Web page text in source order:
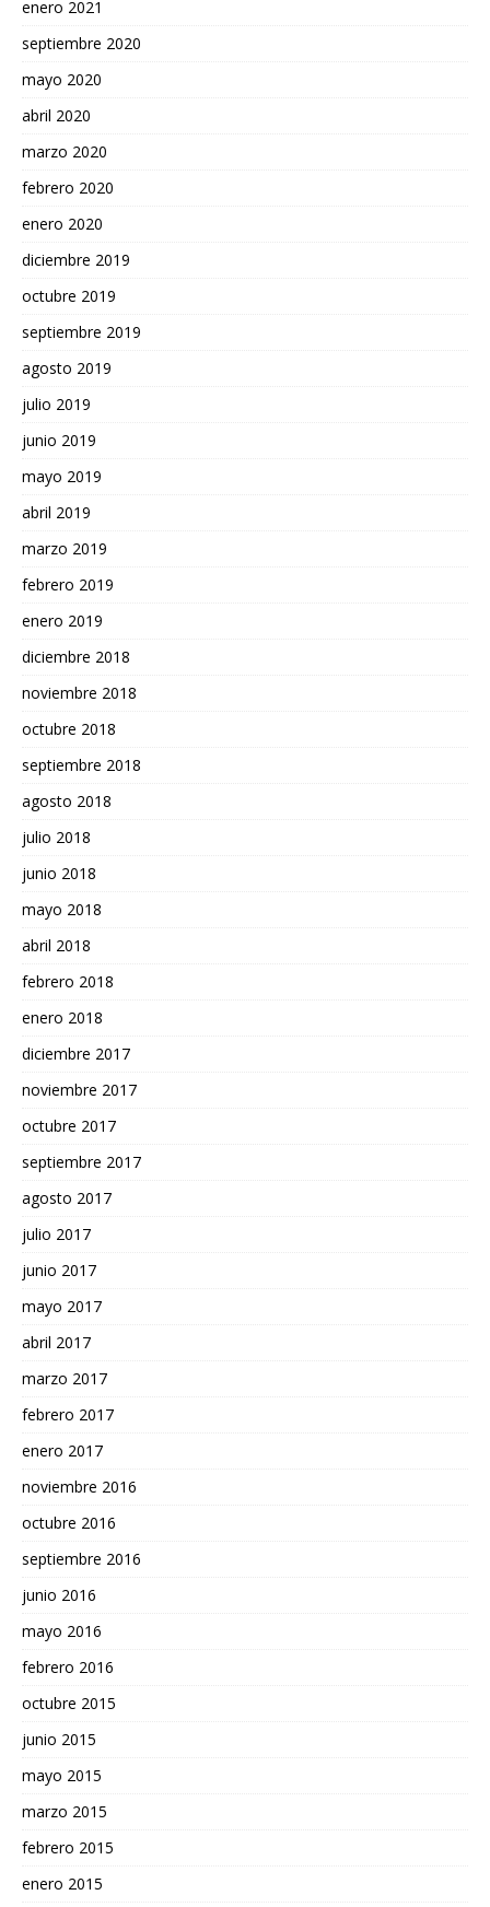
enero 2021
septiembre 2020
mayo 2020
abril 2020
marzo 2020
febrero 2020
enero 2020
diciembre 2019
octubre 2019
septiembre 2019
agosto 2019
julio 2019
junio 2019
mayo 2019
abril 2019
marzo 2019
febrero 2019
enero 2019
diciembre 2018
noviembre 2018
octubre 2018
septiembre 2018
agosto 2018
julio 2018
junio 2018
mayo 2018
abril 2018
febrero 2018
enero 2018
diciembre 2017
noviembre 2017
octubre 2017
septiembre 2017
agosto 2017
julio 2017
junio 2017
mayo 2017
abril 2017
marzo 2017
febrero 2017
enero 2017
noviembre 2016
octubre 2016
septiembre 2016
junio 2016
mayo 2016
febrero 2016
octubre 2015
junio 2015
mayo 2015
marzo 2015
febrero 2015
enero 2015